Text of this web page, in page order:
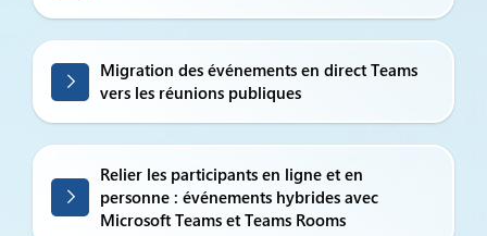
Migration des événements en direct Teams
vers les réunions publiques
Relier les participants en ligne et en
personne : événements hybrides avec
Microsoft Teams et Teams Rooms